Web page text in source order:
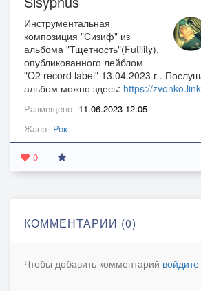
Инструментальная
композиция "Сизиф" из
альбома "Тщетность"(Futility),
опубликованного лейблом
"O2 record label" 13.04.2023 г..
альбом можно здесь: https://
Размещено 11.06.2023 12:05
Жанр Рок
0
КОММЕНТАРИИ (0)
Чтобы добавить комментарий